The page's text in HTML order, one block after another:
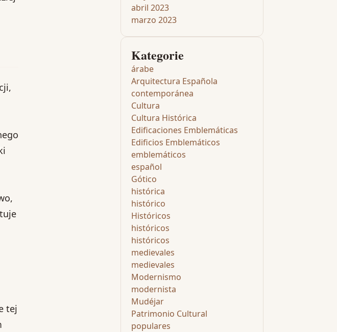
tej
abril 2023
marzo 2023
Kategorie
árabe
Arquitectura Española
contemporánea
Cultura
Cultura Histórica
Edificaciones Emblemáticas
Edificios Emblemáticos
emblemáticos
español
Gótico
histórica
histórico
Históricos
históricos
históricos
medievales
medievales
Modernismo
modernista
Mudéjar
Patrimonio Cultural
populares